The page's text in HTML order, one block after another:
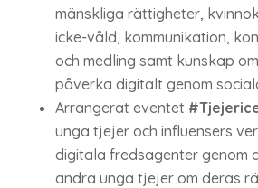
mänskliga rättigheter,
icke-våld, kommunikation,
och medling samt kunskap
påverka digitalt genom
Arrangerat eventet
unga tjejer och influensers
digitala fredsagenter genom
andra unga tjejer om deras